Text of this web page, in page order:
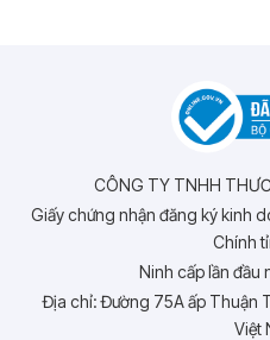
CÔNG TY TNHH
Giấy chứng nhận đăng ký kinh
Chính
Ninh cấp lần
Địa chỉ: Đường 75A ấp Thuận
Việt